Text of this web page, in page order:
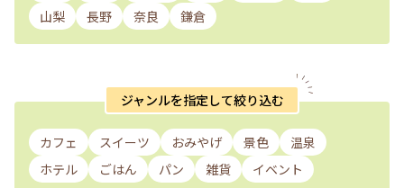
山梨
長野 奈良 鎌倉
ジャンルを指定して絞り込む
カフェ スイーツ おみやげ 景色
温泉
ホテル
ごはん パン 雑貨 イベント